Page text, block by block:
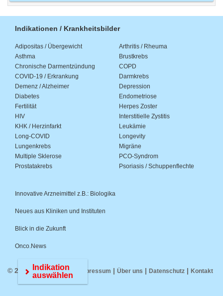
Indikationen / Krankheitsbilder
Adipositas / Übergewicht
Arthritis / Rheuma
Asthma
Brustkrebs
Chronische Darmentzündung
COPD
COVID-19 / Erkrankung
Darmkrebs
Demenz / Alzheimer
Depression
Diabetes
Endometriose
Fertilität
Herpes Zoster
HIV
Interstitielle Zystitis
KHK / Herzinfarkt
Leukämie
Long-COVID
Longevity
Lungenkrebs
Migräne
Multiple Sklerose
PCO-Syndrom
Prostatakrebs
Psoriasis / Schuppenflechte
Innovative Arzneimittel z.B.: Biologika
Neues aus Kliniken und Instituten
Blick in die Zukunft
Onco.News
© 2026 Medwiss.de | Impressum | Über uns | Datenschutz | Kontakt
Indikation
auswählen